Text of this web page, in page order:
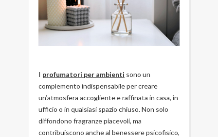
I profumatori per ambienti sono un
complemento indispensabile per creare
un’atmosfera accogliente e raffinata in casa, in
ufficio o in qualsiasi spazio chiuso. Non solo
diffondono fragranze piacevoli, ma
contribuiscono anche al benessere psicofisico,